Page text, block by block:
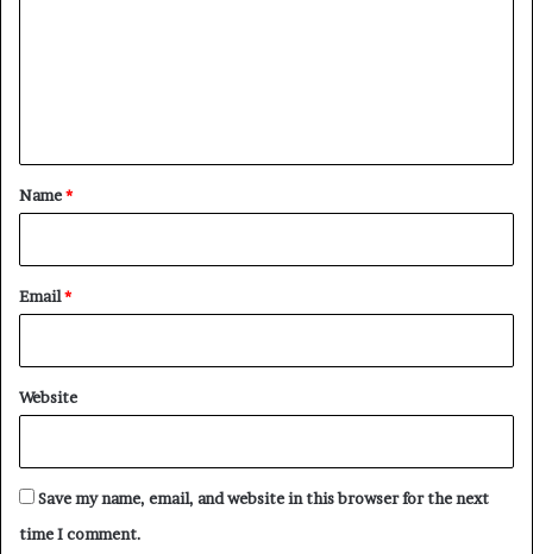
*
Name*
Email*
Website
Save my name, email, and website in this browser for the next
time I comment.